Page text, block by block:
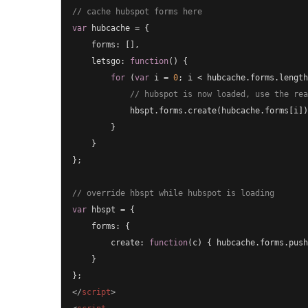
// cache hubspot forms here
var hubcache = {
    forms: [],
    letsgo:
function()
{
for (var i = 0; i <
// hubspot is now loaded, use the
        }
    }
};
// override hbspt while hubspot is loading
var hbspt = {
    forms: {
        create:
function(c)
{
    }
</script>